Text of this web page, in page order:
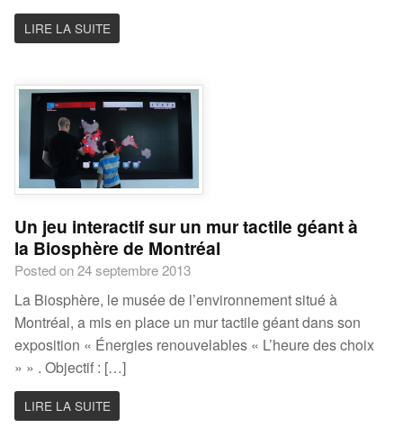
LIRE LA SUITE
Un jeu interactif sur un mur tactile géant à
la Biosphère de Montréal
Posted on 24 septembre 2013
La Biosphère, le musée de l’environnement situé à
Montréal, a mis en place un mur tactile géant dans son
exposition « Énergies renouvelables « L’heure des choix
» » . Objectif : […]
LIRE LA SUITE